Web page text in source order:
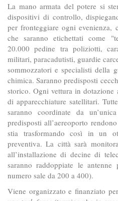
La mano armata del potere si
dispositivi di controllo,
per fronteggiare ogni evenienza,
che saranno etichettati come
20.000 pedine tra poliziotti,
militari, paracadutisti, guardie
sommozzatori e specialisti della
chimica. Saranno predisposti
storico. Ogni vettura in
di apparecchiature satellitari.
saranno coordinate da
predisposti all’aereoporto
stia trasformando così in un
preventiva. La città sarà
all’installazione di decine di
saranno raddoppiate le
numero sale da 200 a 400).
Viene organizzato e finanziato